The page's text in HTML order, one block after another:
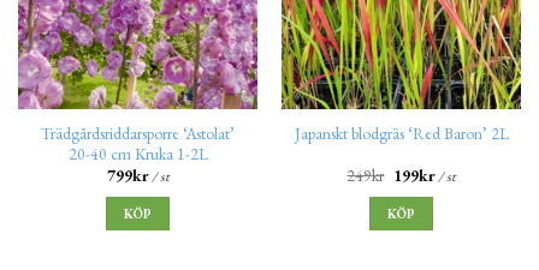
Trädgårdsriddarsporre ‘Astolat’
20-40 cm Kruka 1-2L
799kr/ st
KÖP
Japanskt blodgräs ‘Red Baron’ 2L
249kr 199kr/ st
KÖP